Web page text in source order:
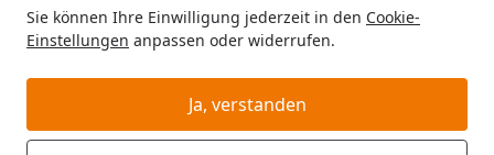
Sie können Ihre Einwilligung jederzeit in den Cookie-
Einstellungen anpassen oder widerrufen.
Ja, verstanden